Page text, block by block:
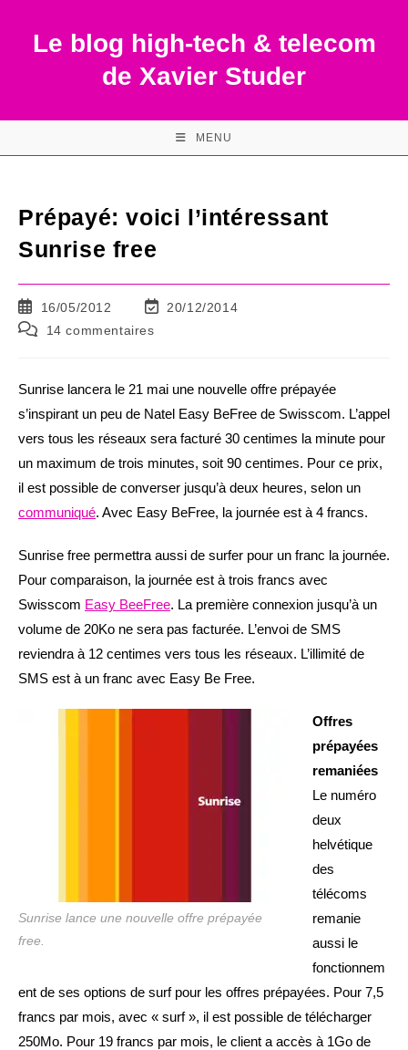
contentLe blog high-tech & telecom
de Xavier Studer
MENU
Prépayé: voici l’intéressant
Sunrise free
Publication
publiée :
16/05/2012
Dernière
20/12/2014
Commentaires
14 commentaires
Sunrise lancera le 21 mai une nouvelle offre prépayée
s’inspirant un peu de Natel Easy BeFree de Swisscom. L’appel
vers tous les réseaux sera facturé 30 centimes la minute pour
un maximum de trois minutes, soit 90 centimes. Pour ce prix,
il est possible de converser jusqu’à deux heures, selon un
communiqué. Avec Easy BeFree, la journée est à 4 francs.
Sunrise free permettra aussi de surfer pour un franc la journée.
Pour comparaison, la journée est à trois francs avec
Swisscom Easy BeeFree. La première connexion jusqu’à un
volume de 20Ko ne sera pas facturée. L’envoi de SMS
reviendra à 12 centimes vers tous les réseaux. L’illimité de
SMS est à un franc avec Easy Be Free.
Sunrise lance une nouvelle offre prépayée
free.
Offres
prépayées
remaniées
Le numéro
deux
helvétique
des
télécoms
remanie
aussi le
fonctionnem
ent de ses options de surf pour les offres prépayées. Pour 7,5
francs par mois, avec « surf », il est possible de télécharger
250Mo. Pour 19 francs par mois, le client a accès à 1Go de